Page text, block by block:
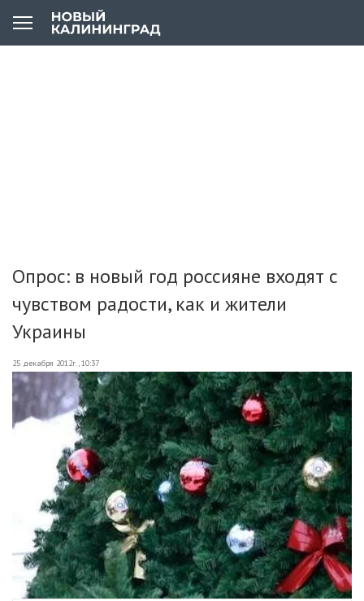
Опрос: в новый год россияне входят с
чувством радости, как и жители
Украины
25 декабря 2012г., 10:37